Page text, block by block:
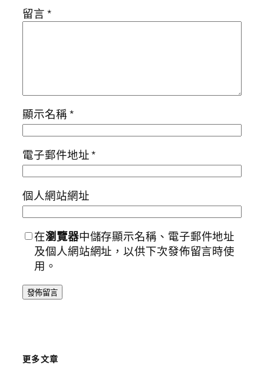
留言*
顯示名稱*
電子郵件地址*
個人網站網址
在瀏覽器中儲存顯示名稱、電子郵件地址
及個人網站網址，以供下次發佈留言時使
用。
更多文章